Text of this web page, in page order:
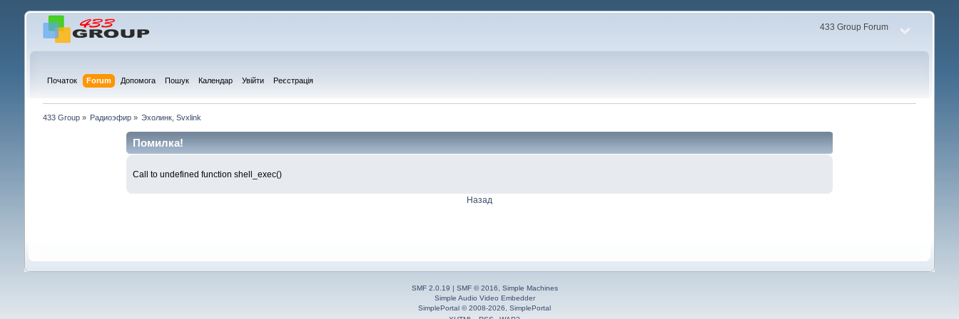
433 Group Forum
Початок Forum Допомога Пошук Календар Увійти Реєстрація
433 Group» Радиоэфир » Эхолинк, Svxlink
Помилка!
Call to undefined function shell_exec()
Назад
SMF 2.0.19 SMF © 2016, Simple Machines
Simple Audio Video Embedder
SimplePortal © 2008-2026, SimplePortal